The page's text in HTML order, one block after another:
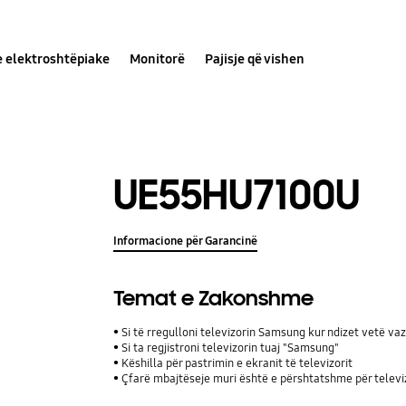
elektroshtëpiake Monitorë Pajisje që vishen
UE55HU7100U
Informacione për Garancinë
Temat e Zakonshme
Si të rregulloni televizorin Samsung kur ndizet vetë
Si ta regjistroni televizorin tuaj "Samsung"
Këshilla për pastrimin e ekranit të televizorit
Çfarë mbajtëseje muri është e përshtatshme për